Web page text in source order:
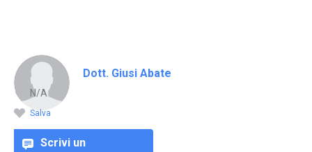
Dott. Giusi Abate
N/A
Salva
Scrivi un